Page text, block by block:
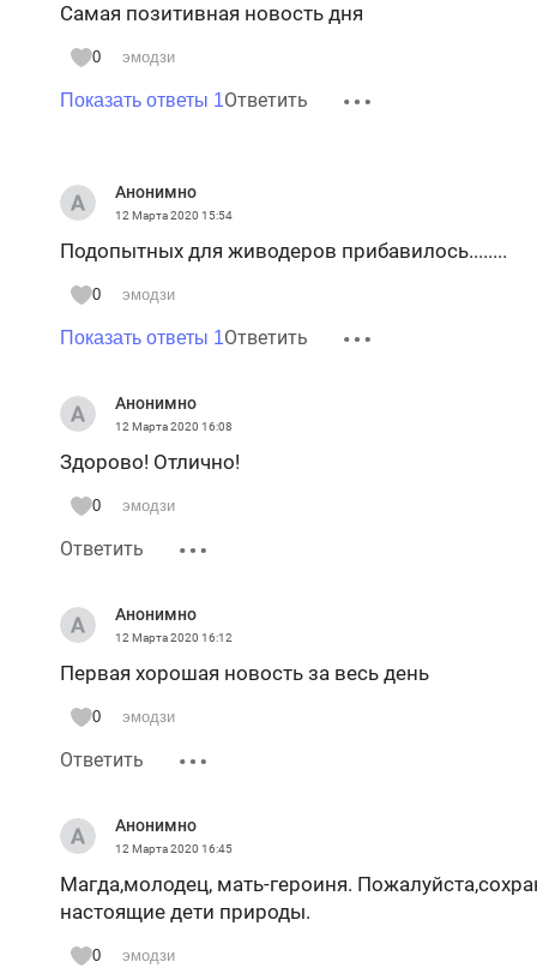
Самая позитивная новость дня
0 эмодзи
Показать ответы 1Ответить
Анонимно
12 Марта 2020 15:54
Подопытных для живодеров прибавилось........
0 эмодзи
Показать ответы 1Ответить
Анонимно
12 Марта 2020 16:08
Здорово! Отлично!
0 эмодзи
Ответить
Анонимно
12 Марта 2020 16:12
Первая хорошая новость за весь день
0 эмодзи
Ответить
Анонимно
12 Марта 2020 16:45
Магда,молодец, мать-героиня.
настоящие дети природы.
0 эмодзи